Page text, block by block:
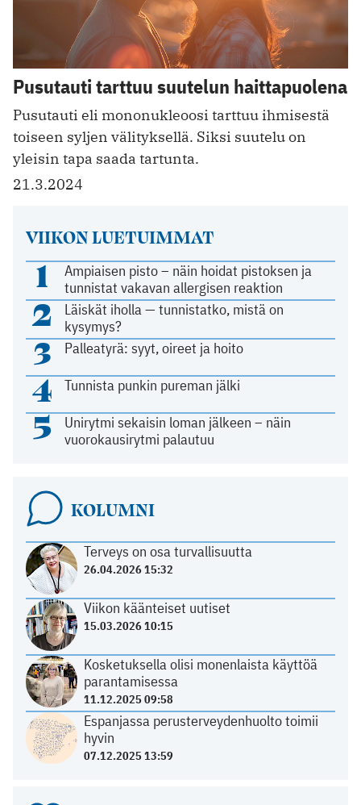
Pusutauti tarttuu suutelun haittapuolena
Pusutauti eli mononukleoosi tarttuu ihmisestä
toiseen syljen välityksellä. Siksi suutelu on
yleisin tapa saada tartunta.
21.3.2024
VIIKON LUETUIMMAT
1
Ampiaisen pisto – näin hoidat pistoksen ja
tunnistat vakavan allergisen reaktion
2
Läiskät iholla — tunnistatko, mistä on
kysymys?
3 Palleatyrä: syyt, oireet ja hoito
4 Tunnista punkin pureman jälki
5
Unirytmi sekaisin loman jälkeen – näin
vuorokausirytmi palautuu
KOLUMNI
Terveys on osa turvallisuutta
26.04.2026 15:32
Viikon käänteiset uutiset
15.03.2026 10:15
Kosketuksella olisi monenlaista käyttöä
parantamisessa
11.12.2025 09:58
Espanjassa perusterveydenhuolto toimii
hyvin
07.12.2025 13:59